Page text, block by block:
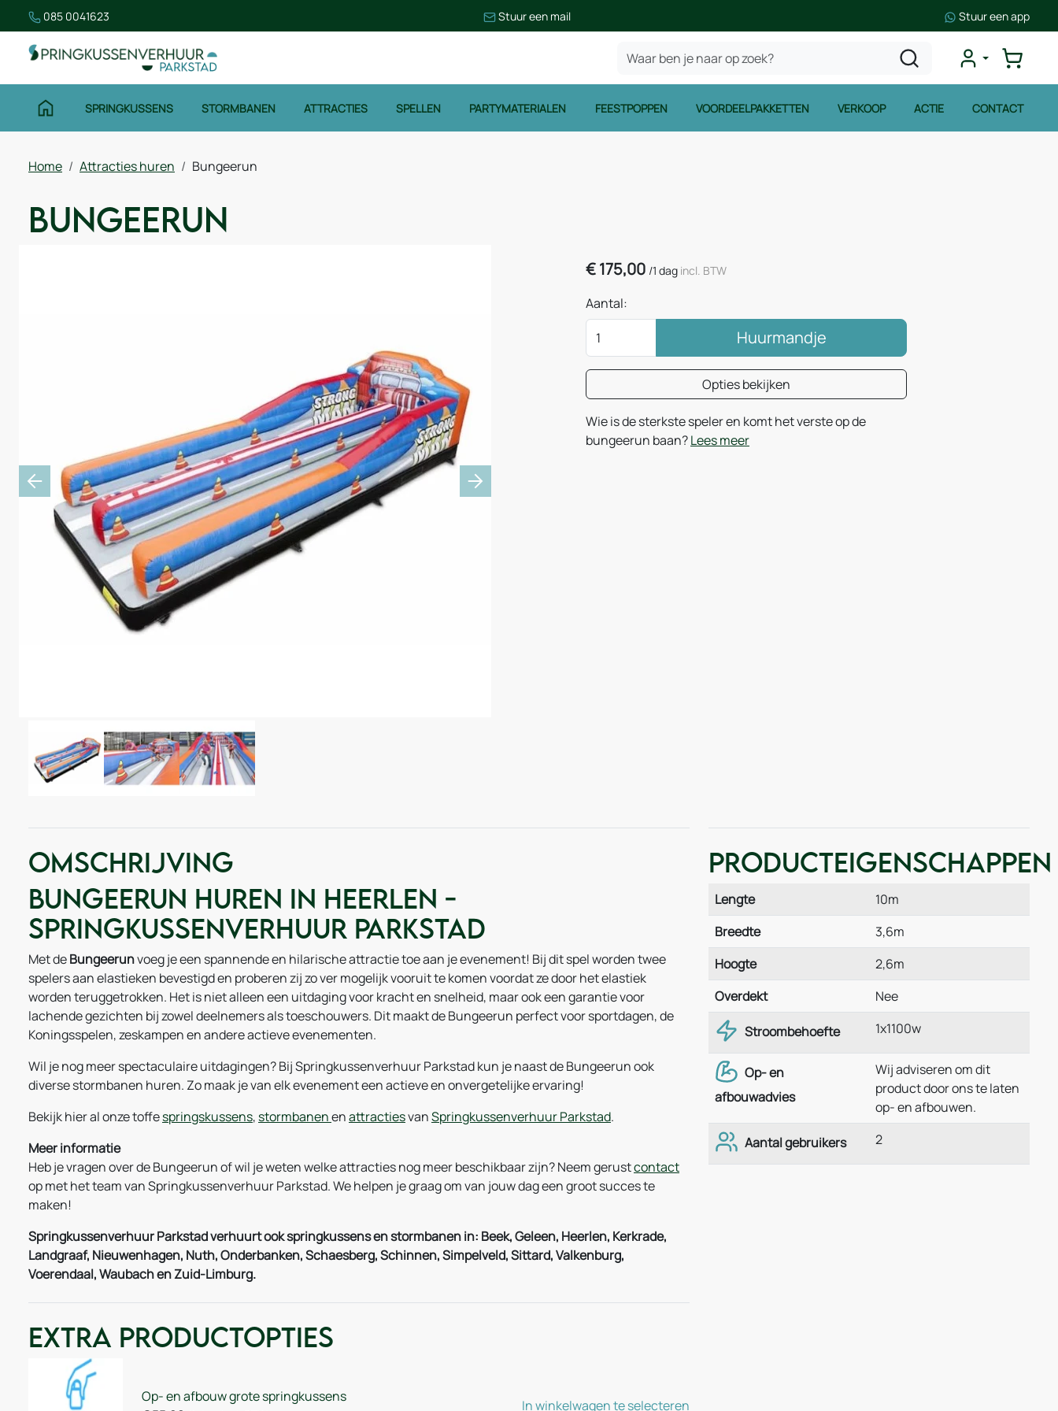
085 0041623 Stuur een mail Stuur een app
SPRINGKUSSENS STORMBANEN ATTRACTIES SPELLEN PARTYMATERIALEN FEESTPOPPEN VOORDEELPAKKETTEN VERKOOP ACTIE CONTACT
Home Attracties huren Bungeerun
Bungeerun
Previous Next
€175,00 /1 dag incl. BTW
Aantal:
Huurmandje
Opties bekijken
Wie is de sterkste speler en komt het verste op de
bungeerun baan?Lees meer
Omschrijving
Bungeerun huren in Heerlen -
Springkussenverhuur Parkstad
Met deBungeerunvoeg je een spannende en hilarische attractie toe aan je evenement! Bij dit spel worden twee
spelers aan elastieken bevestigd en proberen zij zo ver mogelijk vooruit te komen voordat ze door het elastiek
worden teruggetrokken. Het is niet alleen een uitdaging voor kracht en snelheid, maar ook een garantie voor
lachende gezichten bij zowel deelnemers als toeschouwers. Dit maakt de Bungeerun perfect voor sportdagen, de
Koningsspelen, zeskampen en andere actieve evenementen.
Wil je nog meer spectaculaire uitdagingen? Bij Springkussenverhuur Parkstad kun je naast de Bungeerun ook
diverse stormbanen huren. Zo maak je van elk evenement een actieve en onvergetelijke ervaring!
Bekijk hier al onze toffespringskussens, stormbanenenattractiesvanSpringkussenverhuur Parkstad.
Meer informatie
Heb je vragen over de Bungeerun of wil je weten welke attracties nog meer beschikbaar zijn? Neem gerustcontact
op met het team van Springkussenverhuur Parkstad. We helpen je graag om van jouw dag een groot succes te
maken!
Springkussenverhuur Parkstad verhuurt ook springkussens en stormbanen in: Beek, Geleen, Heerlen, Kerkrade,
Landgraaf, Nieuwenhagen, Nuth, Onderbanken, Schaesberg, Schinnen, Simpelveld, Sittard, Valkenburg,
Voerendaal, Waubach en Zuid-Limburg.
Extra Productopties
Op- en afbouw grote springkussens
In winkelwagen te selecteren
Producteigenschappen
Lengte
10m
Breedte
3,6m
Hoogte
2,6m
Overdekt
Nee
Stroombehoefte 1x1100w
Op- en
afbouwadvies
Wij adviseren om dit
product door ons te laten
op- en afbouwen.
Aantal gebruikers 2